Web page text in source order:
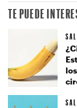
TE PUEDE